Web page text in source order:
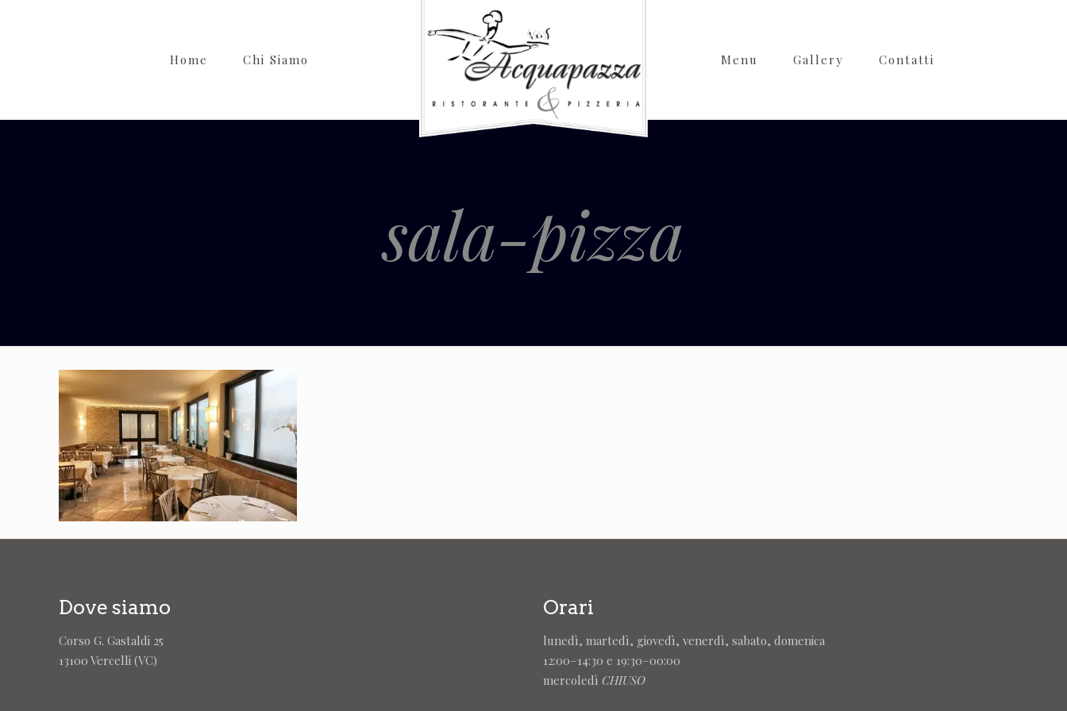
Home Chi Siamo Menu Gallery Contatti
sala-pizza
Dove siamo
Corso G. Gastaldi 25
13100 Vercelli (VC)
Orari
lunedì, martedì, giovedì, venerdì, sabato, domenica
12:00–14:30 e 19:30–00:00
mercoledì CHIUSO